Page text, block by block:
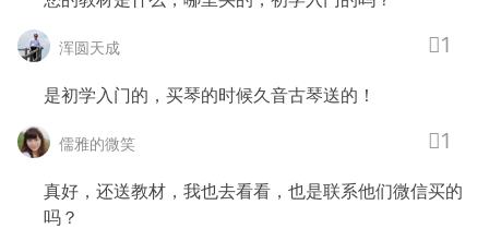
浑圆天成 1
是初学入门的，买琴的时候久音古琴送的！
儒雅的微笑 1
真好，还送教材，我也去看看，也是联系他们微信买的
吗？